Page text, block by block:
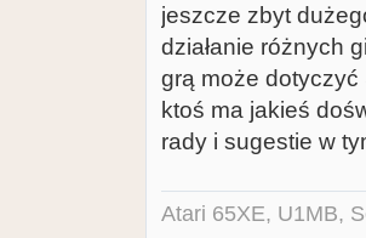
jeszcze zbyt
działanie różnych
grą może
ktoś ma jakieś
rady i sugestie w
Atari 65XE, U1MB,